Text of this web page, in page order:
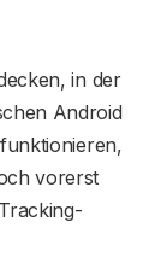
in der
Android
vorerst